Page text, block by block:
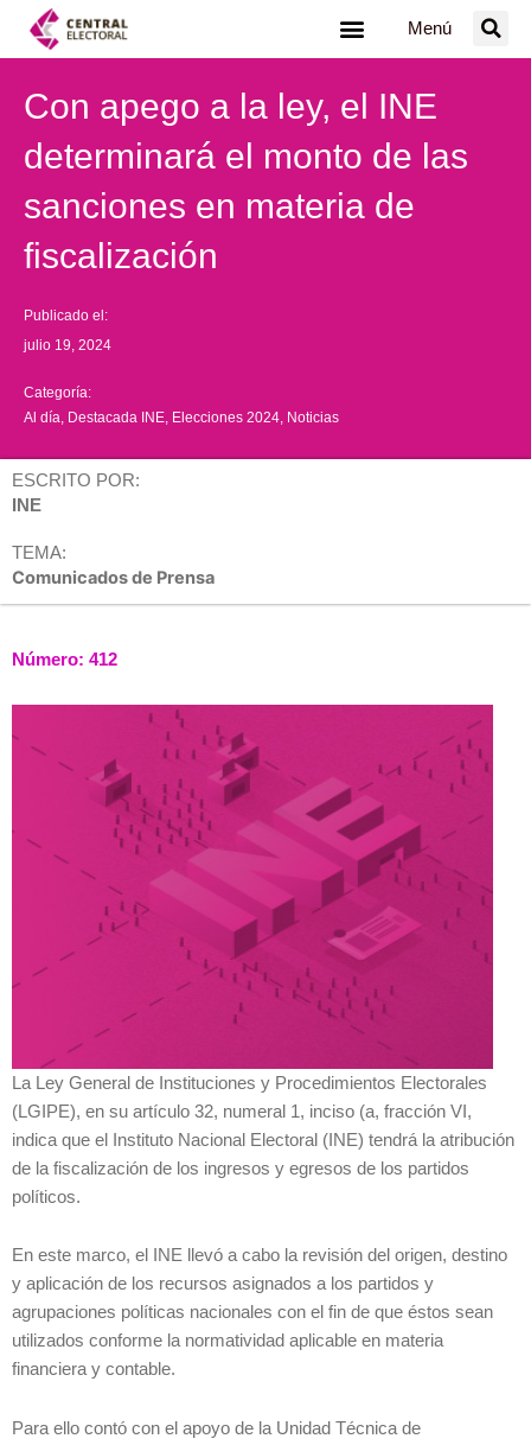
Menú
Con apego a la ley, el INE
determinará el monto de las
sanciones en materia de
fiscalización
Publicado el:
julio 19, 2024
Categoría:
Al día Destacada INE Elecciones 2024 Noticias
ESCRITO POR:
INE
TEMA:
Comunicados de Prensa
Número: 412
La Ley General de Instituciones y Procedimientos Electorales
(LGIPE), en su artículo 32, numeral 1, inciso (a, fracción VI,
indica que el Instituto Nacional Electoral (INE) tendrá la atribución
de la fiscalización de los ingresos y egresos de los partidos
políticos.
En este marco, el INE llevó a cabo la revisión del origen, destino
y aplicación de los recursos asignados a los partidos y
agrupaciones políticas nacionales con el fin de que éstos sean
utilizados conforme la normatividad aplicable en materia
financiera y contable.
Para ello contó con el apoyo de la Unidad Técnica de